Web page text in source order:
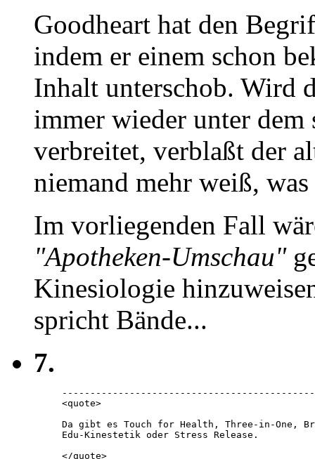
Goodheart hat den
indem er einem schon
Inhalt unterschob. Wird
immer wieder unter dem
verbreitet, verblaßt der
niemand mehr weiß,
Im vorliegenden Fall
"Apotheken-Umschau"
Kinesiologie
spricht Bände...
7.
<quote>
Da gibt es Touch for Health, Three-in-One,
Edu-Kinestetik oder Stress Release.
</quote>